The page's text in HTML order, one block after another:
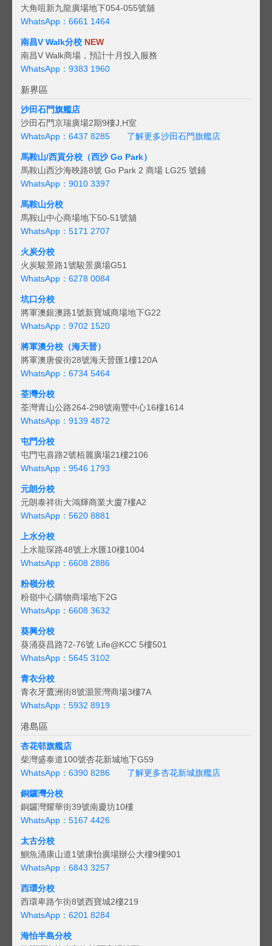
大角咀新九龍廣場地下054-055號舖
WhatsApp：6661 1464
南昌V Walk分校 NEW
南昌V Walk商場，預計十月投入服務
WhatsApp：9383 1960
新界區
沙田石門旗艦店
沙田石門京瑞廣場2期9樓J,H室
WhatsApp：6437 8285
了解更多沙田石門旗艦店
馬鞍山/西貢分校（西沙 Go Park）
馬鞍山西沙海映路8號 Go Park 2 商場 LG25 號鋪
WhatsApp：9010 3397
馬鞍山分校
馬鞍山中心商場地下50-51號舖
WhatsApp：5171 2707
火炭分校
火炭駿景路1號駿景廣場G51
WhatsApp：6278 0084
坑口分校
將軍澳銀澳路1號新寶城商場地下G22
WhatsApp：9702 1520
將軍澳分校（海天晉）
將軍澳唐俊街28號海天晉匯1樓120A
WhatsApp：6734 5464
荃灣分校
荃灣青山公路264-298號南豐中心16樓1614
WhatsApp：9139 4872
屯門分校
屯門屯喜路2號栢麗廣場21樓2106
WhatsApp：9546 1793
元朗分校
元朗泰祥街大鴻輝商業大廈7樓A2
WhatsApp：5620 8881
上水分校
上水龍琛路48號上水匯10樓1004
WhatsApp：6608 2886
粉嶺分校
粉嶺中心購物商場地下2G
WhatsApp：6608 3632
葵興分校
葵涌葵昌路72-76號 Life@KCC 5樓501
WhatsApp：5645 3102
青衣分校
青衣牙鷹洲街8號灝景灣商場3樓7A
WhatsApp：5932 8919
港島區
杏花邨旗艦店
柴灣盛泰道100號杏花新城地下G59
WhatsApp：6390 8286
了解更多杏花新城旗艦店
銅鑼灣分校
銅鑼灣耀華街39號南慶坊10樓
WhatsApp：5167 4426
太古分校
鰂魚涌康山道1號康怡廣場辦公大樓9樓901
WhatsApp：6843 3257
西環分校
西環卑路乍街8號西寶城2樓219
WhatsApp：6201 8284
海怡半島分校